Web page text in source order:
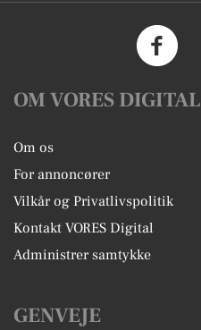
OM VORES DIGITAL
Om os
For annoncører
Vilkår og Privatlivspolitik
Kontakt VORES Digital
Administrer samtykke
GENVEJE